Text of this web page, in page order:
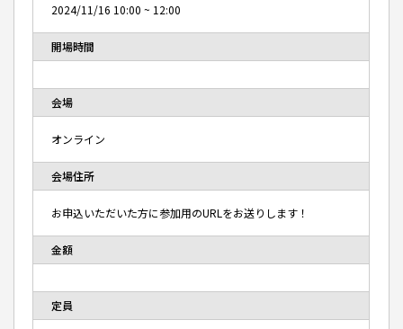
2024/11/16 10:00 ~ 12:00
開場時間
会場
オンライン
会場住所
お申込いただいた方に参加用のURLをお送りします！
金額
定員